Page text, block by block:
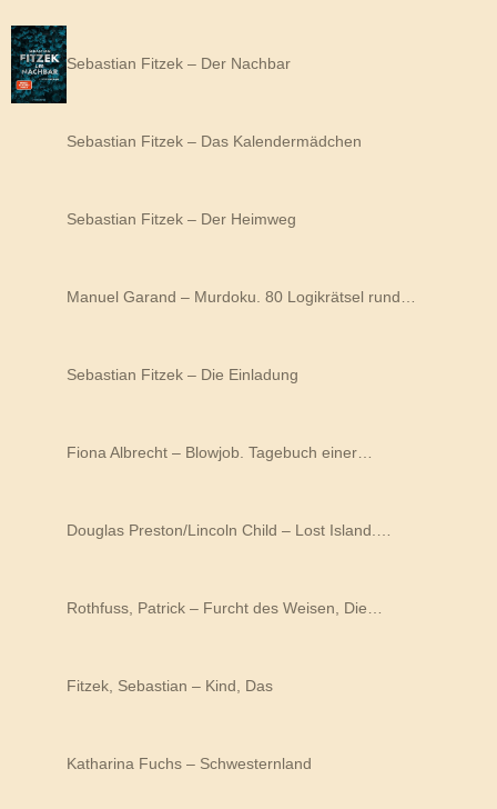
Sebastian Fitzek – Der Nachbar
Sebastian Fitzek – Das Kalendermädchen
Sebastian Fitzek – Der Heimweg
Manuel Garand – Murdoku. 80 Logikrätsel rund…
Sebastian Fitzek – Die Einladung
Fiona Albrecht – Blowjob. Tagebuch einer…
Douglas Preston/Lincoln Child – Lost Island.…
Rothfuss, Patrick – Furcht des Weisen, Die…
Fitzek, Sebastian – Kind, Das
Katharina Fuchs – Schwesternland